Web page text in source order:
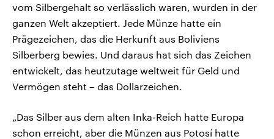
vom Silbergehalt so verlässlich waren, wurden in der
ganzen Welt akzeptiert. Jede Münze hatte ein
Prägezeichen, das die Herkunft aus Boliviens
Silberberg bewies. Und daraus hat sich das Zeichen
entwickelt, das heutzutage weltweit für Geld und
Vermögen steht – das Dollarzeichen.
„Das Silber aus dem alten Inka-Reich hatte Europa
schon erreicht, aber die Münzen aus Potosí hatte